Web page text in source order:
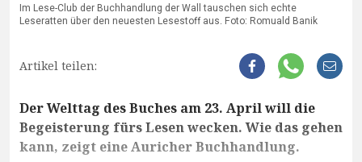
Im Lese-Club der Buchhandlung der Wall tauschen sich echte
Leseratten über den neuesten Lesestoff aus. Foto: Romuald Banik
Artikel teilen:
Der Welttag des Buches am 23. April will die
Begeisterung fürs Lesen wecken. Wie das gehen
kann, zeigt eine Auricher Buchhandlung.